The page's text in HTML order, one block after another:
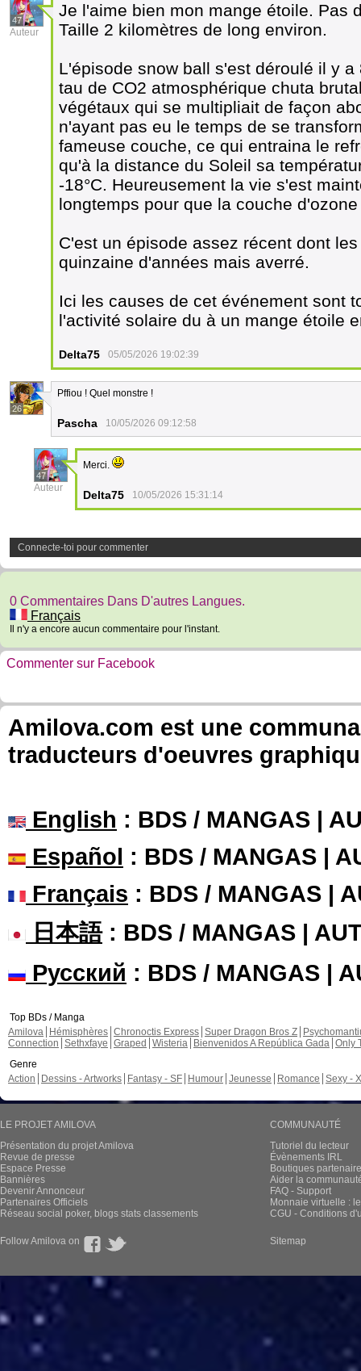
47
Auteur
Je l'aime bien mon mange étoile. Pas
Taille 2 kilomètres de long environ.
L'épisode snow ball s'est déroulé il y
tau de CO2 atmosphérique chuta
végétaux qui se multipliait de façon
n'ayant pas eu le temps de se
fameuse couche, ce qui entraina le
qu'à la distance du Soleil sa
-18°C. Heureusement la vie s'est
longtemps pour que la couche
C'est un épisode assez récent dont
quinzaine d'années mais averré.
Ici les causes de cet événement sont
l'activité solaire du à un mange étoile
Delta75 05/05/2026 19:02:39
26
Pffiou ! Quel monstre !
Pascha 10/05/2026 09:12:58
47
Auteur
Merci.
Delta75 10/05/2026 15:31:14
Connecte-toi pour commenter
0 Commentaires Dans D'autres Langues.
Français
Il n'y a encore aucun commentaire pour l'instant.
Commenter sur Facebook
Amilova.com est une
traducteurs d'oeuvres
English : BDS / MANGAS |
Español : BDS / MANGAS |
Français : BDS / MANGAS |
日本語: BDS / MANGAS |
Русский : BDS / MANGAS |
Top BDs / Manga
Amilova
Hémisphères Chronoctis Express Super Dragon Bros Z
Connection Sethxfaye Graped Wisteria Bienvenidos A República Gada Only
Genre
Action
Dessins - Artworks Fantasy - SF Humour Jeunesse Romance Sexy -
LE PROJET AMILOVA
Présentation du projet Amilova
Revue de presse
Espace Presse
Bannières
Devenir Annonceur
Partenaires Officiels
Réseau social poker, blogs stats classements
COMMUNAUTÉ
Tutoriel du lecteur
Évènements IRL
Boutiques
Aider la
FAQ - Support
Monnaie virtuelle :
CGU - Conditions
Follow Amilova on Sitemap